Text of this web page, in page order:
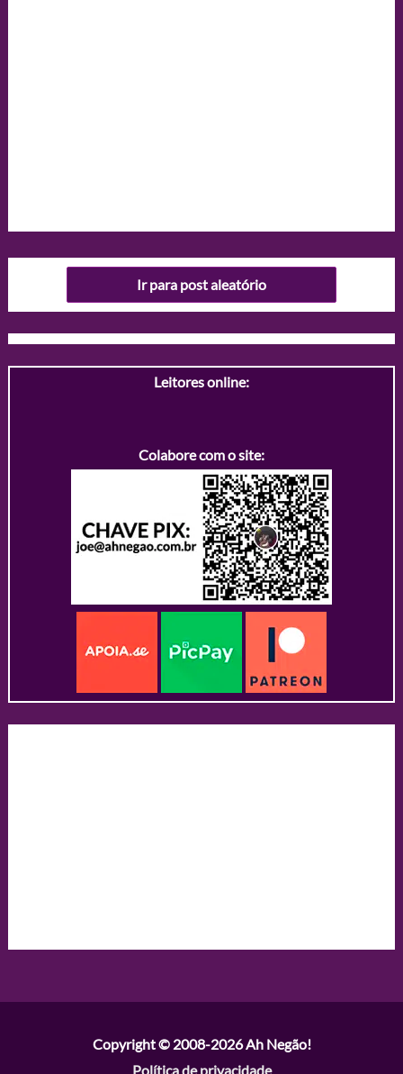
Ir para post aleatório
Leitores online:
Colabore com o site:
Copyright © 2008-2026Ah Negão!
Política de privacidade